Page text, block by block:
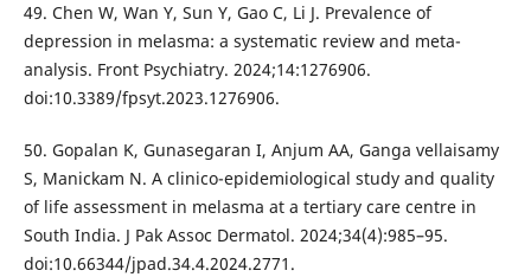
49. Chen W, Wan Y, Sun Y, Gao C, Li J. Prevalence of
depression in melasma: a systematic review and meta-
analysis. Front Psychiatry. 2024;14:1276906.
doi:10.3389/fpsyt.2023.1276906.
50. Gopalan K, Gunasegaran I, Anjum AA, Ganga vellaisamy
S, Manickam N. A clinico-epidemiological study and quality
of life assessment in melasma at a tertiary care centre in
South India. J Pak Assoc Dermatol. 2024;34(4):985–95.
doi:10.66344/jpad.34.4.2024.2771.